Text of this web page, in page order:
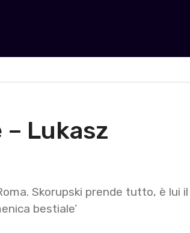
Lukasz
Skorupski prende tutto, è lui il
bestiale’